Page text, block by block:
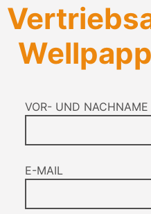
VOR- UND NACHNAME
E-MAIL